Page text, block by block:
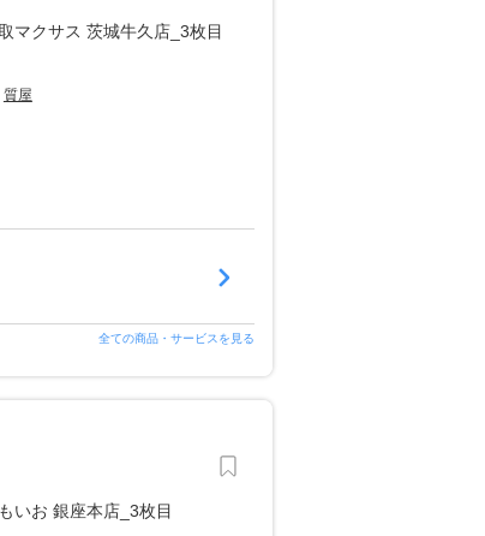
質屋
全ての商品・サービスを見る